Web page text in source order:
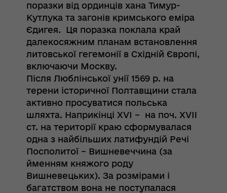
поразки від ординців хана Тимур-
Кутлука та загонів кримського еміра
Єдигея. Ця поразка поклала край
далекосяжним планам встановлення
литовської гегемонії в Східній Європі,
включаючи Москву.
Після Люблінської унії 1569 р. на
терени історичної Полтавщини стала
активно просуватися польська
шляхта. Наприкінці XVI – на поч. XVII
ст. на території краю сформувалася
одна з найбільших латифундій Речі
Посполитої – Вишневеччина (за
йменням княжого роду
Вишневецьких). За розмірами і
багатством вона не поступалася